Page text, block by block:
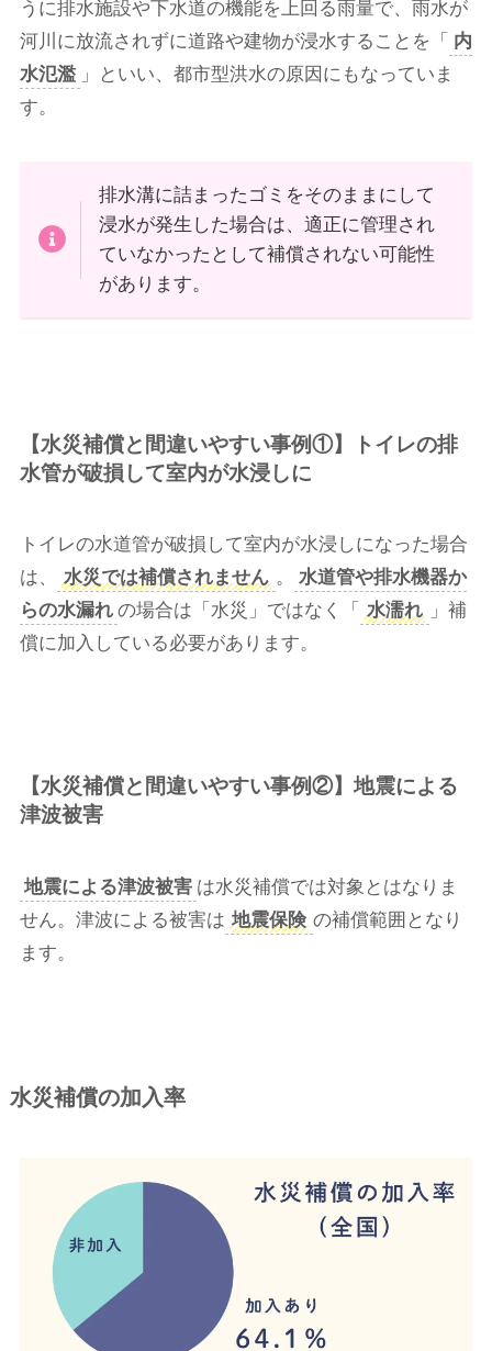
うに排水施設や下水道の機能を上回る雨量で、雨水が
河川に放流されずに道路や建物が浸水することを「 内
水氾濫 」といい、都市型洪水の原因にもなっていま
す。
排水溝に詰まったゴミをそのままにして
浸水が発生した場合は、適正に管理され
ていなかったとして補償されない可能性
があります。
【水災補償と間違いやすい事例①】トイレの排
水管が破損して室内が水浸しに
トイレの水道管が破損して室内が水浸しになった場合
は、
水災では補償されません 。
水道管や排水機器か
らの水漏れ の場合は「水災」ではなく「 水濡れ
」補
償に加入している必要があります。
【水災補償と間違いやすい事例②】地震による
津波被害
地震による津波被害 は水災補償では対象とはなりま
せん。津波による被害は 地震保険 の補償範囲となり
ます。
水災補償の加入率